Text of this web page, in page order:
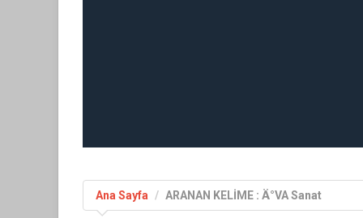
Ana Sayfa ARANAN KELİME : Ä°VA Sanat